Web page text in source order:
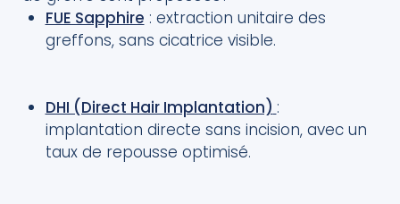
FUE Sapphire : extraction unitaire des
greffons, sans cicatrice visible.
DHI (Direct Hair Implantation) :
implantation directe sans incision, avec un
taux de repousse optimisé.